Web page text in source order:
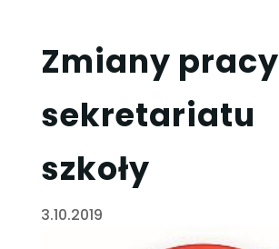
Zmiany pracy
sekretariatu
szkoły
3.10.2019